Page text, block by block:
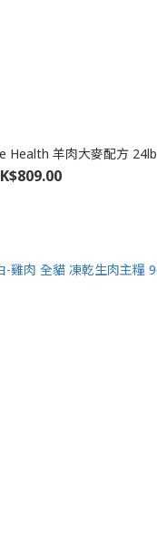
Health 羊肉大麥配方 24lb